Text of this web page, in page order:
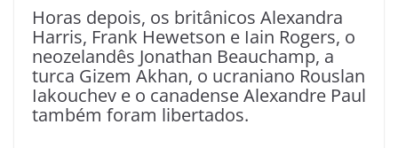
Horas depois, os britânicos Alexandra
Harris, Frank Hewetson e Iain Rogers, o
neozelandês Jonathan Beauchamp, a
turca Gizem Akhan, o ucraniano Rouslan
Iakouchev e o canadense Alexandre Paul
também foram libertados.